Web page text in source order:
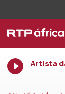
Artista